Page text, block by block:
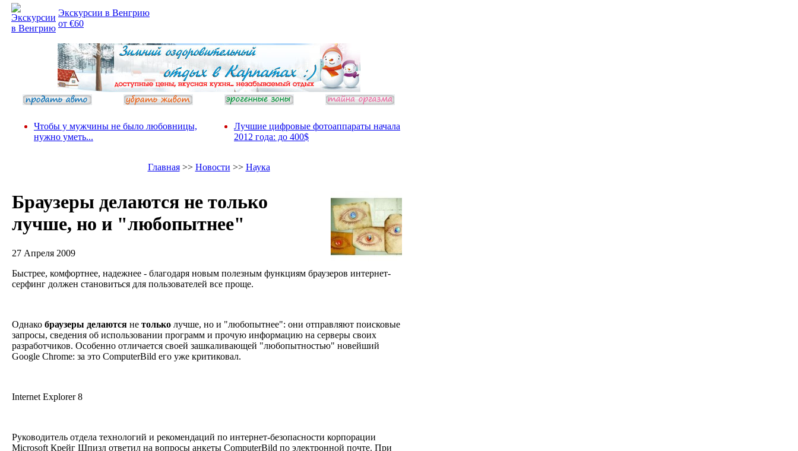
Экскурсии в Венгрию
от €60
Чтобы у мужчины не было любовницы,
нужно уметь...
Лучшие цифровые фотоаппараты начала
2012 года: до 400$
Главная>> Новости >> Наука
Браузеры делаются не только
лучше, но и "любопытнее"
27 Апреля 2009
Быстрее, комфортнее, надежнее - благодаря новым полезным функциям браузеров интернет-
серфинг должен становиться для пользователей все проще.
Однако браузеры делаются не только лучше, но и "любопытнее": они отправляют поисковые
запросы, сведения об использовании программ и прочую информацию на серверы своих
разработчиков. Особенно отличается своей зашкаливающей "любопытностью" новейший
Google Chrome: за это ComputerBild его уже критиковал.
Internet Explorer 8
Руководитель отдела технологий и рекомендаций по интернет-безопасности корпорации
Microsoft Крейг Шпизл ответил на вопросы анкеты ComputerBild по электронной почте. При